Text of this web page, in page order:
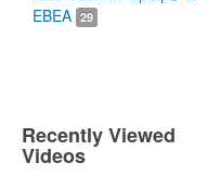
ΕΒΕΑ 29
Recently Viewed
Videos